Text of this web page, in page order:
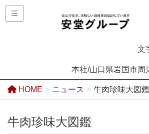
文
本社/山口県岩国市周
HOME ニュース 牛肉珍味大図鑑
牛肉珍味大図鑑